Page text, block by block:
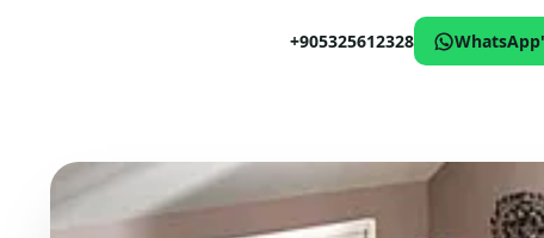
+905325612328